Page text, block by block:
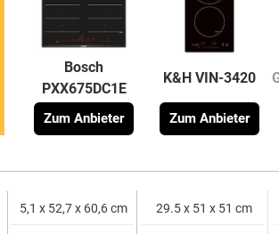
Bosch
PXX675DC1E
Zum Anbieter
K&H VIN-3420
Zum Anbieter
5,1 x 52,7 x 60,6 cm 29.5 x 51 x 51 cm